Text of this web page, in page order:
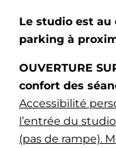
Le studio est au
parking à
OUVERTURE
confort des
Accessibilité
l’entrée du
(pas de rampe).